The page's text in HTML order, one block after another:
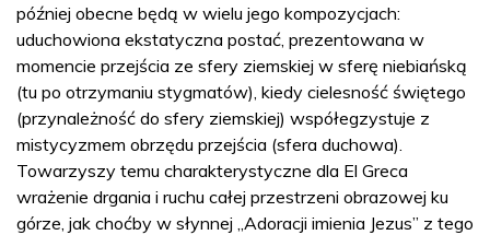
później obecne będą w wielu jego kompozycjach:
uduchowiona ekstatyczna postać, prezentowana w
momencie przejścia ze sfery ziemskiej w sferę niebiańską
(tu po otrzymaniu stygmatów), kiedy cielesność świętego
(przynależność do sfery ziemskiej) współegzystuje z
mistycyzmem obrzędu przejścia (sfera duchowa).
Towarzyszy temu charakterystyczne dla El Greca
wrażenie drgania i ruchu całej przestrzeni obrazowej ku
górze, jak choćby w słynnej „Adoracji imienia Jezus” z tego